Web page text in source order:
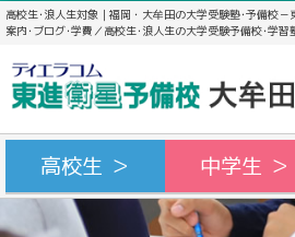
高校生･浪人生対象｜福岡・大牟田の大学受験塾･予備校
案内･ブログ･学費／高校生･浪人生の大学受験予備校･学習
高校生 ＞ 中学生 ＞